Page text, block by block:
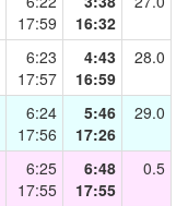
17:59
16:32
6:23
17:57
4:43
16:59
28.0
6:24
17:56
5:46
17:26
29.0
6:25
17:55
6:48
17:55
0.5